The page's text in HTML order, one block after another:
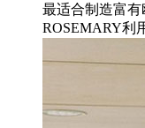
最适合制造富有
ROSEMARY利